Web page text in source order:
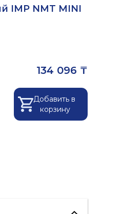
IMP NMT MINI
134 096 ₸
Добавить в
корзину